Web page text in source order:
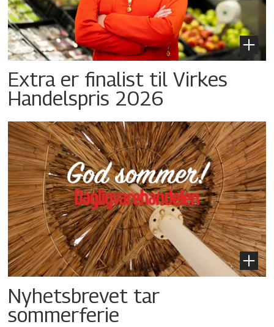
Extra er finalist til Virkes
Handelspris 2026
Nyhetsbrevet tar
sommerferie